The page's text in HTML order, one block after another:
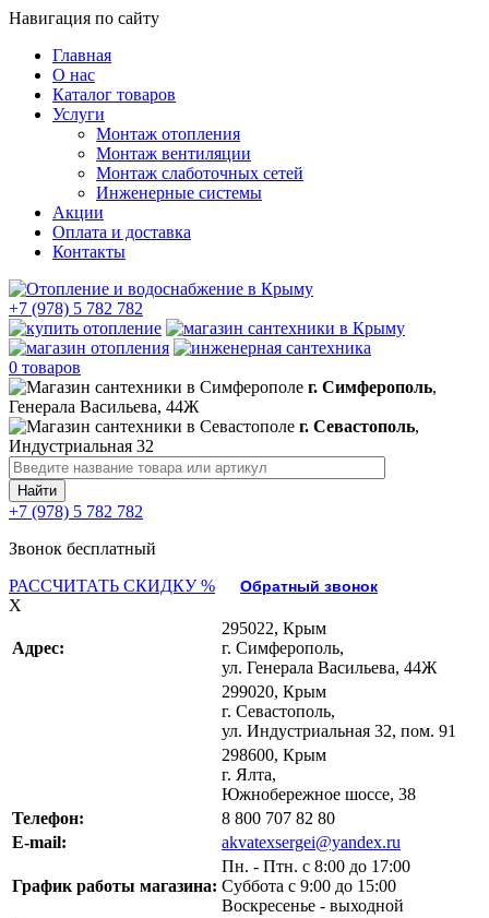
Навигация по сайту
Главная
О нас
Каталог товаров
Услуги
Монтаж отопления
Монтаж вентиляции
Монтаж слаботочных сетей
Инженерные системы
Акции
Оплата и доставка
Контакты
+7 (978) 5 782 782
0 товаров
г. Симферополь,
Генерала Васильева, 44Ж
г. Севастополь,
Индустриальная 32
+7 (978) 5 782 782
Звонок бесплатный
РАССЧИТАТЬ СКИДКУ %
Обратный звонок
X
Адрес:
295022, Крым
г. Симферополь,
ул. Генерала Васильева, 44Ж
299020, Крым
г. Севастополь,
ул. Индустриальная 32, пом. 91
298600, Крым
г. Ялта,
Южнобережное шоссе, 38
Телефон:
8 800 707 82 80
E-mail:
akvatexsergei@yandex.ru
График работы магазина:
Пн. - Птн. с 8:00 до 17:00
Суббота с 9:00 до 15:00
Воскресенье - выходной